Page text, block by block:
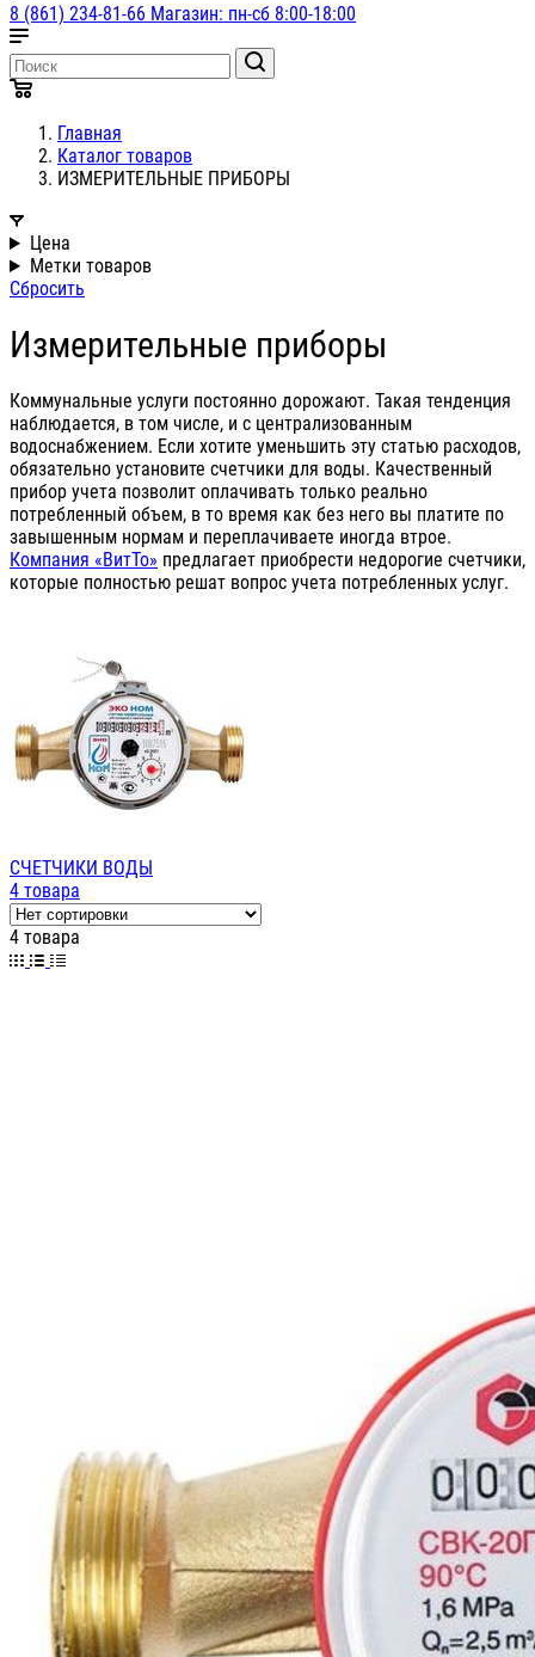
8 (861) 234-81-66 Магазин: пн-сб 8:00-18:00
Главная
Каталог товаров
ИЗМЕРИТЕЛЬНЫЕ ПРИБОРЫ
Цена
Метки товаров
Сбросить
Измерительные приборы
Коммунальные услуги постоянно дорожают. Такая тенденция
наблюдается, в том числе, и с централизованным
водоснабжением. Если хотите уменьшить эту статью расходов,
обязательно установите счетчики для воды. Качественный
прибор учета позволит оплачивать только реально
потребленный объем, в то время как без него вы платите по
завышенным нормам и переплачиваете иногда втрое.
Компания «ВитТо» предлагает приобрести недорогие счетчики,
которые полностью решат вопрос учета потребленных услуг.
СЧЕТЧИКИ ВОДЫ
4 товара
4 товара